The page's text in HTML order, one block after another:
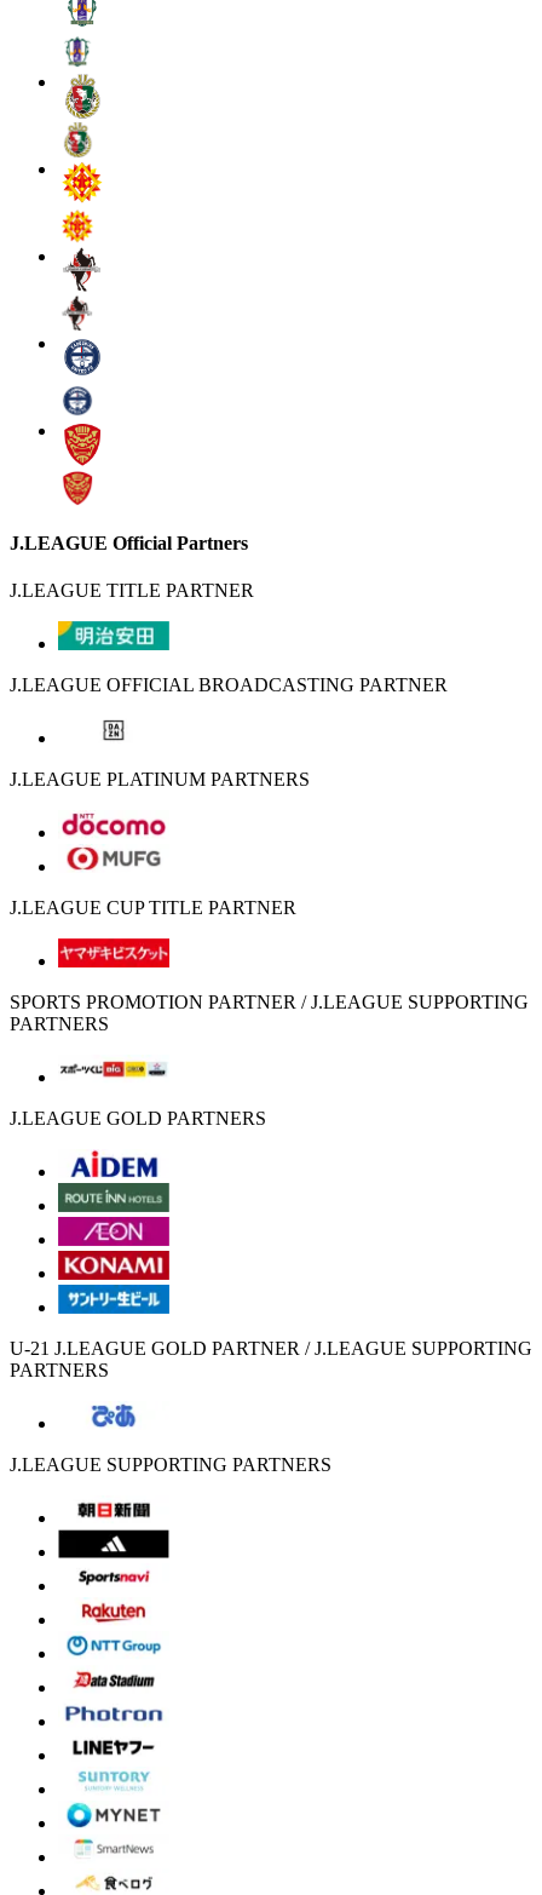
J.LEAGUE Official Partners
J.LEAGUE TITLE PARTNER
J.LEAGUE OFFICIAL BROADCASTING PARTNER
J.LEAGUE PLATINUM PARTNERS
J.LEAGUE CUP TITLE PARTNER
SPORTS PROMOTION PARTNER / J.LEAGUE SUPPORTING
PARTNERS
J.LEAGUE GOLD PARTNERS
U-21 J.LEAGUE GOLD PARTNER / J.LEAGUE SUPPORTING
PARTNERS
J.LEAGUE SUPPORTING PARTNERS